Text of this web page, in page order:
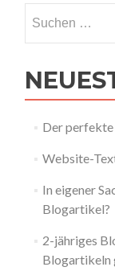
Der
Website-
In eigener
Blogartikel?
2-jähriges
Blogartikeln